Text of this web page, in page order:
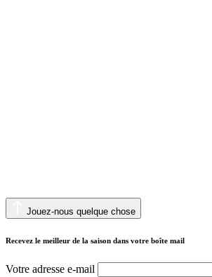
Jouez-nous quelque chose
Recevez le meilleur de la saison dans votre boîte mail
Votre adresse e-mail